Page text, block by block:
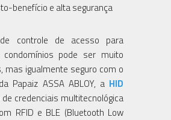
benefício e alta segurança
controle de acesso para
pode ser muito
mas igualmente seguro com o
Papaiz ASSA ABLOY, a HID
credenciais multitecnológica
RFID e BLE (Bluetooth Low